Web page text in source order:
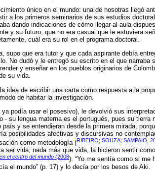
único en el mundo: una de nosotras llegó
a los primeros seminarios de sus estudios
dando indicaciones de cómo llegar al aula
y su futuro, que no era casual que le estuviera
cuál era su rol en el programa doctoral.
supo que era tutor y que cada aspirante debía
No dudó y le entregó su escrito en el que narraba
y enseñar en los pueblos originarios de
su vida.
idea de escribir una carta como respuesta a la
de habitar la investigación.
ya podía usar el posesivo), le devolvió sus
- su lengua materna es el portugués, pues su tierra
y se entendieran desde la primera mirada,
posibilidades afectivas y discursivas no
como metodología (RIBEIRO; SOUZA; SAMPAIO,
ser vida, nada más que vida, la hicieron sentir
el centro del mundo (2008): “Yo me sentía como si me
el mundo” (p. 17) y lo decía por los besos de Aki.